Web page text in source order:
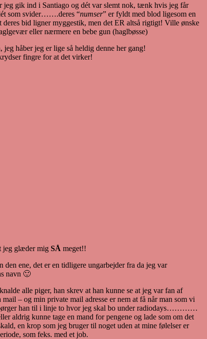
jeg gik ind i Santiago og dét var slemt nok, tænk hvis jeg får
som svider…….deres “numser” er fyldt med blod ligesom en
bid ligner myggestik, men det ER altså rigtigt! Ville ønske
eller nærmere en bebe gun (haglbøsse)
håber jeg er lige så heldig denne her gang!
fingre for at det virker!
jeg glæder mig SÅ meget!!
ene, det er en tidligere ungarbejder fra da jeg var
navn 🙂
alle piger, han skrev at han kunne se at jeg var fan af
– og min private mail adresse er nem at få når man som vi
han til i linje to hvor jeg skal bo under radiodays…………
aldrig kunne tage en mand for pengene og lade som om det
en krop som jeg bruger til noget uden at mine følelser er
som feks. med et job.